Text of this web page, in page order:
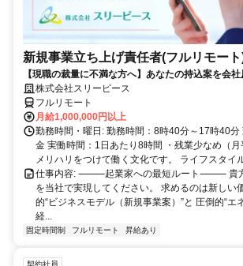
新規事業立ち上げ責任者(フルリモー
【現職の裁量に不満な方へ】あなたの持込案を会
短6ヶ月で共同経営者の道へ
株式会社スリーピース
フルリモート
月給1,000,000円以上
勤務時間・曜日: 勤務時間：8時40分～17時40分
金 実働時間：1日あたり8時間 ・残業少なめ（月
メリハリをつけて働く文化です。 ライフスタイ
仕事内容: ⸻起業家への最短ルート⸻ 貴方
を当社で実現してください。 求めるのは新しい
的“ビジネスモデル（新規事業案）”と 圧倒的“エ
経...
固定時間制 フルリモート 昇給あり
契約社員